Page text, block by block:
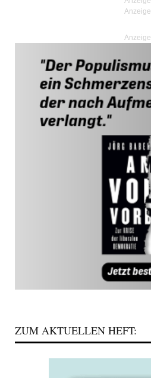
Anzeige
ZUM AKTUELLEN HEFT: